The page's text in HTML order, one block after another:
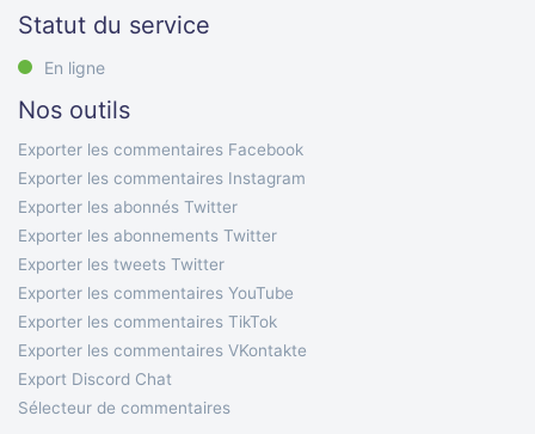
Statut du service
En ligne
Nos outils
Exporter les commentaires Facebook
Exporter les commentaires Instagram
Exporter les abonnés Twitter
Exporter les abonnements Twitter
Exporter les tweets Twitter
Exporter les commentaires YouTube
Exporter les commentaires TikTok
Exporter les commentaires VKontakte
Export Discord Chat
Sélecteur de commentaires